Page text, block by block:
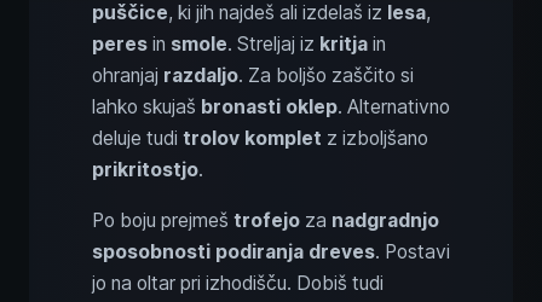
puščice, ki jih najdeš ali izdelaš iz lesa,
peres in smole. Streljaj iz kritja in
ohranjaj razdaljo. Za boljšo zaščito si
lahko skujaš bronasti oklep. Alternativno
deluje tudi trolov komplet z izboljšano
prikritostjo.
Po boju prejmeš trofejo za nadgradnjo
sposobnosti podiranja dreves. Postavi
jo na oltar pri izhodišču. Dobiš tudi